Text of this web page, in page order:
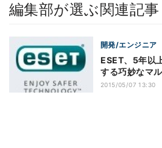
編集部が選ぶ関連記事
開発/エンジニア
ESET、5年以
する巧妙なマ
2015/05/07 13:30